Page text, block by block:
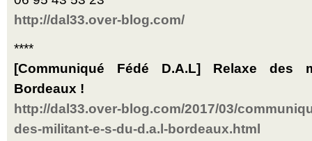
http://dal33.over-blog.com/
****
[Communiqué Fédé D.A.L] Relaxe des
Bordeaux !
http://dal33.over-blog.com/2017/03/
des-militant-e-s-du-d.a.l-bordeaux.html